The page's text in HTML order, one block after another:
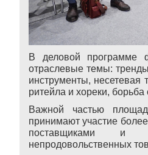
В деловой программе
отраслевые темы: тренды
инструменты, несетевая
ритейла и хореки,
Важной частью
принимают участие
поставщиками и
непродовольственных